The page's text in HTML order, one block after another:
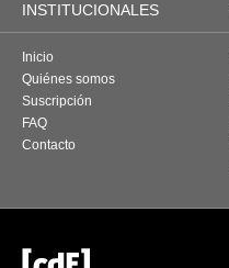
INSTITUCIONALES
Inicio
Quiénes somos
Suscripción
FAQ
Contacto